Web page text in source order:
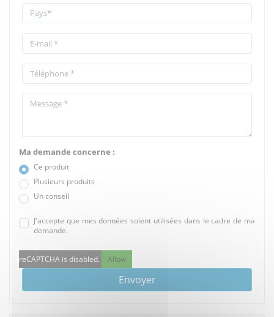
Ma demande concerne :
Ce produit
Plusieurs produits
Un conseil
J'accepte que mes données soient utilisées dans le cadre de ma
demande.
reCAPTCHA is disabled. Allow
Envoyer